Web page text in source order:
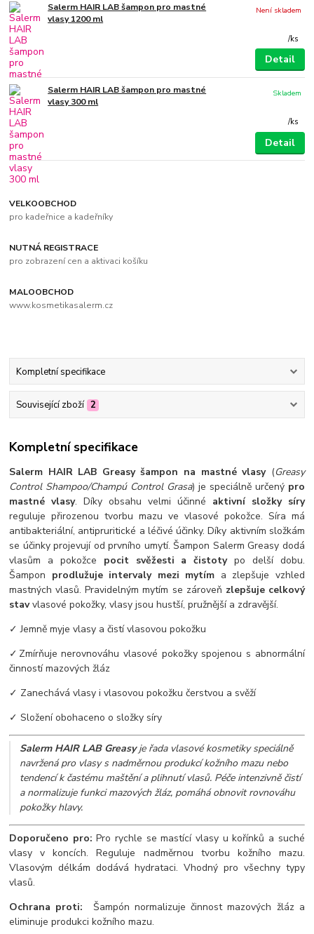
Salerm HAIR LAB šampon pro mastné
vlasy 1200 ml
/ks
Není skladem
Detail
Salerm HAIR LAB šampon pro mastné
vlasy 300 ml
/ks
Skladem
Detail
VELKOOBCHOD
pro kadeřnice a kadeřníky
NUTNÁ REGISTRACE
pro zobrazení cen a aktivaci košíku
MALOOBCHOD
www.kosmetikasalerm.cz
Kompletní specifikace
Související zboží 2
Kompletní specifikace
Salerm HAIR LAB Greasy šampon na mastné vlasy (Greasy
Control Shampoo/Champú Control Grasa) je speciálně určený pro
mastné vlasy. Díky obsahu velmi účinné aktivní složky síry
reguluje přirozenou tvorbu mazu ve vlasové pokožce. Síra má
antibakteriální, antipruritické a léčivé účinky. Díky aktivním složkám
se účinky projevují od prvního umytí. Šampon Salerm Greasy dodá
vlasům a pokožce pocit svěžesti a čistotypo delší dobu.
Šampon prodlužuje intervaly mezi mytím a zlepšuje vzhled
mastných vlasů. Pravidelným mytím se zároveň zlepšuje celkový
stavvlasové pokožky, vlasy jsou hustší, pružnější a zdravější.
✓ Jemně myje vlasy a čistí vlasovou pokožku
✓Zmírňuje nerovnováhu vlasové pokožky spojenou s abnormální
činností mazových žláz
✓ Zanechává vlasy i vlasovou pokožku čerstvou a svěží
✓ Složení obohaceno o složky síry
Salerm HAIR LAB Greasyje řada vlasové kosmetiky speciálně
navržená pro vlasy s nadměrnou produkcí kožního mazu nebo
tendencí k častému maštění a plihnutí vlasů. Péče intenzivně čistí
a normalizuje funkci mazových žláz, pomáhá obnovit rovnováhu
pokožky hlavy.
Doporučeno pro: Pro rychle se mastící vlasy u kořínků a suché
vlasy v koncích. Reguluje nadměrnou tvorbu kožního mazu.
Vlasovým délkám dodává hydrataci. Vhodný pro všechny typy
vlasů.
Ochrana proti: Šampón normalizuje činnost mazových žláz a
eliminuje produkci kožního mazu.